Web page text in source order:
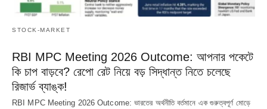
STOCK-MARKET
RBI MPC Meeting 2026 Outcome: আপনার পকেটে
কি চাপ বাড়বে? রেপো রেট নিয়ে বড় সিদ্ধান্ত নিতে চলেছে
রিজার্ভ ব্যাঙ্ক!
RBI MPC Meeting 2026 Outcome: ভারতের অর্থনীতি বর্তমানে এক গুরুত্বপূর্ণ মোড়ে